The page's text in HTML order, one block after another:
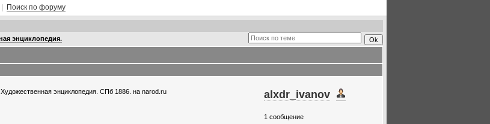
Поиск по форуму
энциклопедия.
энциклопедия. СПб 1886. на narod.ru alxdr_ivanov
1 сообщение